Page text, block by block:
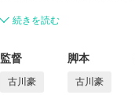
続きを読む
監督
古川豪
脚本
古川豪